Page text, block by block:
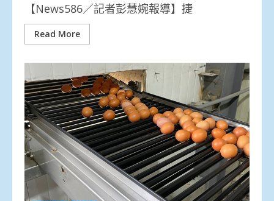
【News586／記者彭慧婉報導】捷
Read More